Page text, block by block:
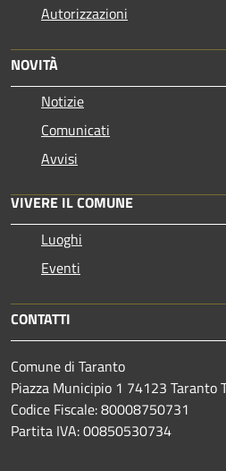
Autorizzazioni
NOVITÀ
Notizie
Comunicati
Avvisi
VIVERE IL COMUNE
Luoghi
Eventi
CONTATTI
Comune di Taranto
Piazza Municipio 1 74123 Taranto
Codice Fiscale: 80008750731
Partita IVA: 00850530734